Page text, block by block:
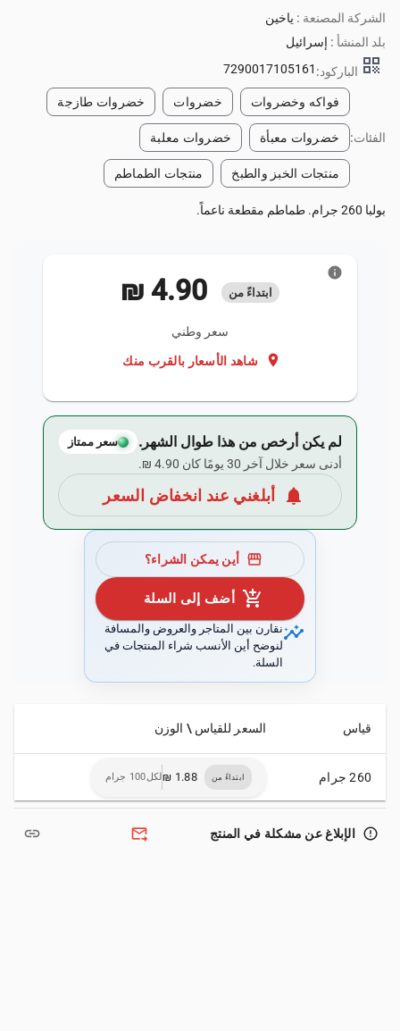
الشركة المصنعة : ياخين
بلد المنشأ : إسرائيل
qr_code الباركود: 7290017105161
الفئات:
فواكه وخضروات خضروات خضروات طازجة
خضروات معبأة خضروات معلبة
منتجات الخبز والطبخ منتجات الطماطم
بولبا 260 جرام. طماطم مقطعة ناعماً.
ابتداءً من
سعر وطني
location_on شاهد الأسعار بالقرب منك
info
لم يكن أرخص من هذا طوال الشهر. سعر ممتاز
أدنى سعر خلال آخر 30 يومًا كان ‏4.90 ₪.
notifications أبلغني عند انخفاض السعر
storefront أين يمكن الشراء؟
add_shopping_cart أضف إلى السلة
insightsنقارن بين المتاجر والعروض والمسافة
لنوضح أين الأنسب شراء المنتجات في
السلة.
قياس السعر للقياس \ الوزن
260 جرام ابتداءً من ‏1.88 ₪ لكل100 جرام
error_outline الإبلاغ عن مشكلة في المنتج forward_to_inbox
link